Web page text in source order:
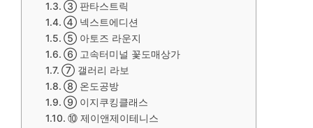
③ 판타스트릭
④ 넥스트에디션
⑤ 아토즈 라운지
⑥ 고속터미널 꽃도매상가
⑦ 갤러리 라보
⑧ 온도공방
⑨ 이지쿠킹클래스
⑩ 제이앤제이테니스